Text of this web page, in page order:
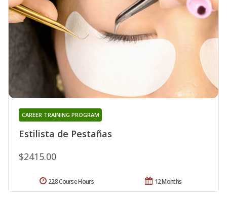
Estilista de Pestañas
CAREER TRAINING PROGRAM
$2415.00
12 Months
228 Course Hours